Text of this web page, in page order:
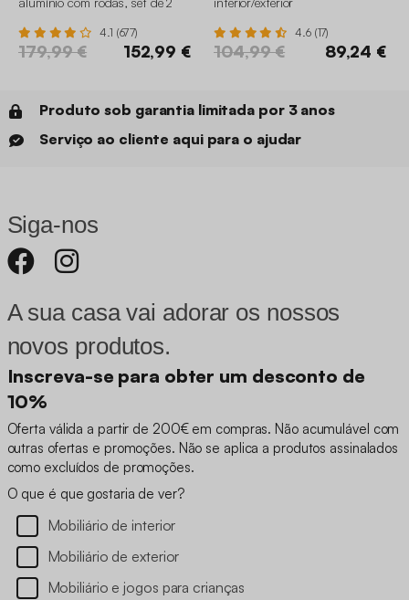
4.1 (677)
179,99 € 152,99 €
4.6 (17)
104,99 € 89,24 €
Produto sob garantia limitada por 3 anos
Serviço ao cliente aqui para o ajudar
Siga-nos
A sua casa vai adorar os nossos
novos produtos.
Inscreva-se para obter um desconto de
10%
Oferta válida a partir de 200€ em compras. Não acumulável com
outras ofertas e promoções. Não se aplica a produtos assinalados
como excluídos de promoções.
O que é que gostaria de ver?
Mobiliário de interior
Mobiliário de exterior
Mobiliário e jogos para crianças